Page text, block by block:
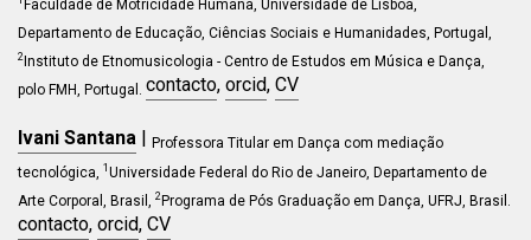
Faculdade de Motricidade Humana, Universidade de Lisboa,
Departamento de Educação, Ciências Sociais e Humanidades, Portugal,
2Instituto de Etnomusicologia - Centro de Estudos em Música e Dança,
polo FMH, Portugal. contacto, orcid, CV
Ivani Santana | Professora Titular em Dança com mediação
tecnológica, 1 Universidade Federal do Rio de Janeiro, Departamento de
Arte Corporal , Brasil, 2Programa de Pós Graduação em Dança, UFRJ, Brasil .
contacto, orcid, CV